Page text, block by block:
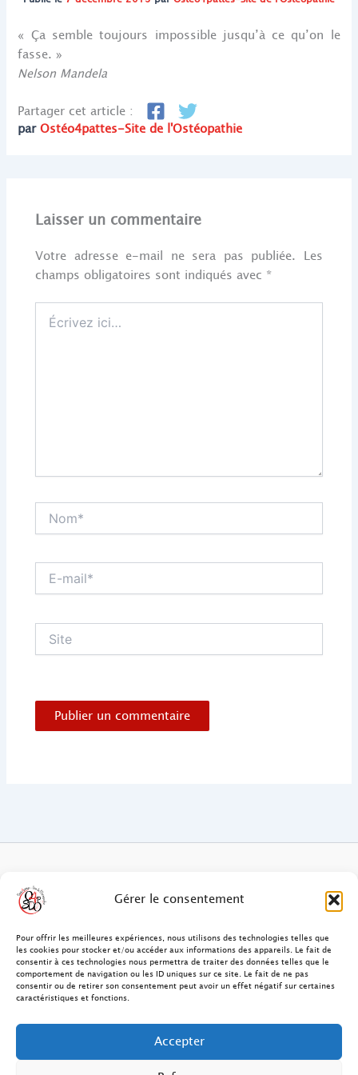
Gérer le consentement
Pour offrir les meilleures expériences, nous utilisons des technologies telles que
les cookies pour stocker et/ou accéder aux informations des appareils. Le fait de
consentir à ces technologies nous permettra de traiter des données telles que le
comportement de navigation ou les ID uniques sur ce site. Le fait de ne pas
consentir ou de retirer son consentement peut avoir un effet négatif sur certaines
caractéristiques et fonctions.
Accepter
« Ça semble toujours impossible jusqu’à ce qu’on le
fasse. »
Nelson Mandela
Partager cet article :
parOstéo4pattes-Site de l'Ostéopathie
Laisser un commentaire
Votre adresse e-mail ne sera pas publiée. Les
champs obligatoires sont indiqués avec *
Écrivez
ici…
Nom*
mail*
Site
Contact
FAQ Ostéopathie Humaine
Mentions Légales